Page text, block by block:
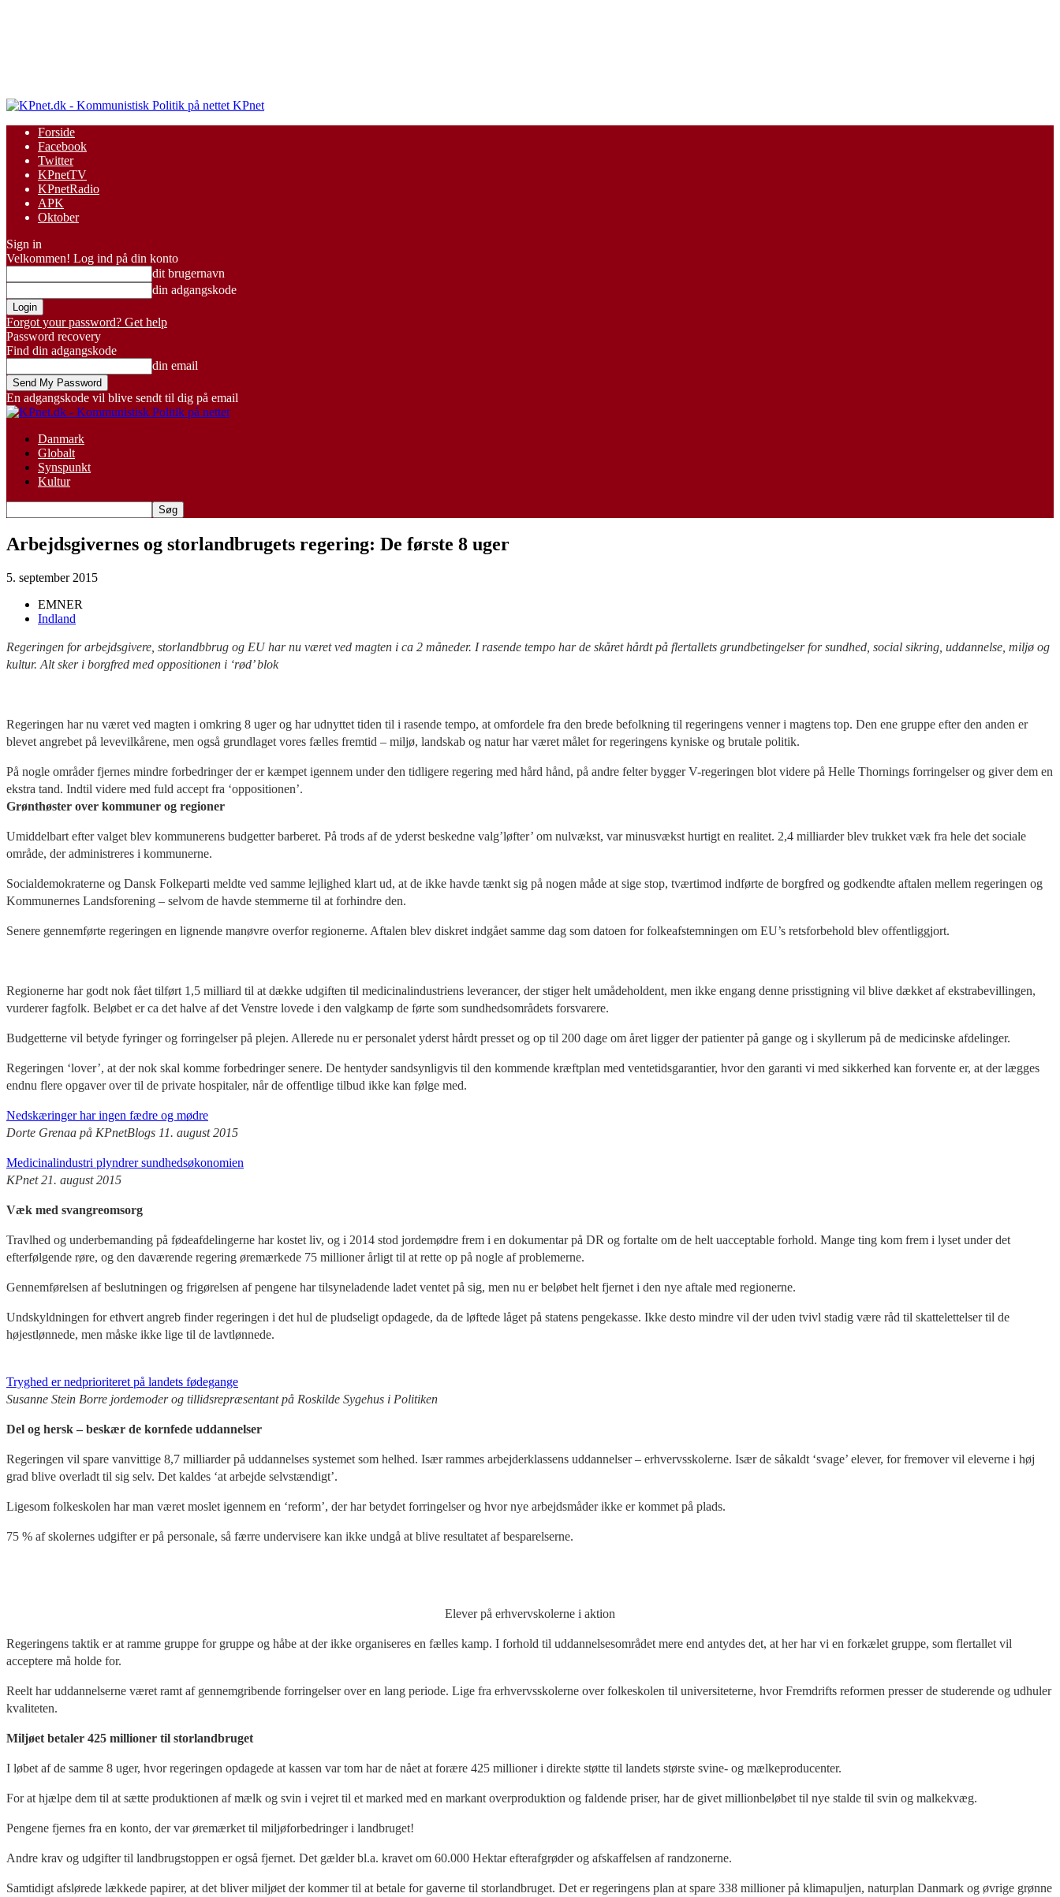
KPnet
Forside
Facebook
Twitter
KPnetTV
KPnetRadio
APK
Oktober
Sign in
Velkommen! Log ind på din konto
dit brugernavn
din adgangskode
Forgot your password? Get help
Password recovery
Find din adgangskode
din email
En adgangskode vil blive sendt til dig på email
Danmark
Globalt
Synspunkt
Kultur
Arbejdsgivernes og storlandbrugets regering: De første 8 uger
5. september 2015
EMNER
Indland
Regeringen for arbejdsgivere, storlandbbrug og EU har nu været ved magten i ca 2 måneder. I rasende tempo har de skåret hårdt på flertallets grundbetingelser for sundhed, social sikring, uddannelse, miljø og
kultur. Alt sker i borgfred med oppositionen i ‘rød’ blok
Regeringen har nu været ved magten i omkring 8 uger og har udnyttet tiden til i rasende tempo, at omfordele fra den brede befolkning til regeringens venner i magtens top. Den ene gruppe efter den anden er
blevet angrebet på levevilkårene, men også grundlaget vores fælles fremtid – miljø, landskab og natur har været målet for regeringens kyniske og brutale politik.
På nogle områder fjernes mindre forbedringer der er kæmpet igennem under den tidligere regering med hård hånd, på andre felter bygger V-regeringen blot videre på Helle Thornings forringelser og giver dem en
ekstra tand. Indtil videre med fuld accept fra ‘oppositionen’.
Grønthøster over kommuner og regioner
Umiddelbart efter valget blev kommunerens budgetter barberet. På trods af de yderst beskedne valg’løfter’ om nulvækst, var minusvækst hurtigt en realitet. 2,4 milliarder blev trukket væk fra hele det sociale
område, der administreres i kommunerne.
Socialdemokraterne og Dansk Folkeparti meldte ved samme lejlighed klart ud, at de ikke havde tænkt sig på nogen måde at sige stop, tværtimod indførte de borgfred og godkendte aftalen mellem regeringen og
Kommunernes Landsforening – selvom de havde stemmerne til at forhindre den.
Senere gennemførte regeringen en lignende manøvre overfor regionerne. Aftalen blev diskret indgået samme dag som datoen for folkeafstemningen om EU’s retsforbehold blev offentliggjort.
Regionerne har godt nok fået tilført 1,5 milliard til at dække udgiften til medicinalindustriens leverancer, der stiger helt umådeholdent, men ikke engang denne prisstigning vil blive dækket af ekstrabevillingen,
vurderer fagfolk. Beløbet er ca det halve af det Venstre lovede i den valgkamp de førte som sundhedsområdets forsvarere.
Budgetterne vil betyde fyringer og forringelser på plejen. Allerede nu er personalet yderst hårdt presset og op til 200 dage om året ligger der patienter på gange og i skyllerum på de medicinske afdelinger.
Regeringen ‘lover’, at der nok skal komme forbedringer senere. De hentyder sandsynligvis til den kommende kræftplan med ventetidsgarantier, hvor den garanti vi med sikkerhed kan forvente er, at der lægges
endnu flere opgaver over til de private hospitaler, når de offentlige tilbud ikke kan følge med.
Nedskæringer har ingen fædre og mødre
Dorte Grenaa på KPnetBlogs 11. august 2015
Medicinalindustri plyndrer sundhedsøkonomien
KPnet 21. august 2015
Væk med svangreomsorg
Travlhed og underbemanding på fødeafdelingerne har kostet liv, og i 2014 stod jordemødre frem i en dokumentar på DR og fortalte om de helt uacceptable forhold. Mange ting kom frem i lyset under det
efterfølgende røre, og den daværende regering øremærkede 75 millioner årligt til at rette op på nogle af problemerne.
Gennemførelsen af beslutningen og frigørelsen af pengene har tilsyneladende ladet ventet på sig, men nu er beløbet helt fjernet i den nye aftale med regionerne.
Undskyldningen for ethvert angreb finder regeringen i det hul de pludseligt opdagede, da de løftede låget på statens pengekasse. Ikke desto mindre vil der uden tvivl stadig være råd til skattelettelser til de
højestlønnede, men måske ikke lige til de lavtlønnede.
Tryghed er nedprioriteret på landets fødegange
Susanne Stein Borre jordemoder og tillidsrepræsentant på Roskilde Sygehus i Politiken
Del og hersk – beskær de kornfede uddannelser
Regeringen vil spare vanvittige 8,7 milliarder på uddannelses systemet som helhed. Især rammes arbejderklassens uddannelser – erhvervsskolerne. Især de såkaldt ‘svage’ elever, for fremover vil eleverne i høj
grad blive overladt til sig selv. Det kaldes ‘at arbejde selvstændigt’.
Ligesom folkeskolen har man været moslet igennem en ‘reform’, der har betydet forringelser og hvor nye arbejdsmåder ikke er kommet på plads.
75 % af skolernes udgifter er på personale, så færre undervisere kan ikke undgå at blive resultatet af besparelserne.
Elever på erhvervskolerne i aktion
Regeringens taktik er at ramme gruppe for gruppe og håbe at der ikke organiseres en fælles kamp. I forhold til uddannelsesområdet mere end antydes det, at her har vi en forkælet gruppe, som flertallet vil
acceptere må holde for.
Reelt har uddannelserne været ramt af gennemgribende forringelser over en lang periode. Lige fra erhvervsskolerne over folkeskolen til universiteterne, hvor Fremdrifts reformen presser de studerende og udhuler
kvaliteten.
Miljøet betaler 425 millioner til storlandbruget
I løbet af de samme 8 uger, hvor regeringen opdagede at kassen var tom har de nået at forære 425 millioner i direkte støtte til landets største svine- og mælkeproducenter.
For at hjælpe dem til at sætte produktionen af mælk og svin i vejret til et marked med en markant overproduktion og faldende priser, har de givet millionbeløbet til nye stalde til svin og malkekvæg.
Pengene fjernes fra en konto, der var øremærket til miljøforbedringer i landbruget!
Andre krav og udgifter til landbrugstoppen er også fjernet. Det gælder bl.a. kravet om 60.000 Hektar efterafgrøder og afskaffelsen af randzonerne.
Samtidigt afslørede lækkede papirer, at det bliver miljøet der kommer til at betale for gaverne til storlandbruget. Det er regeringens plan at spare 338 millioner på klimapuljen, naturplan Danmark og øvrige grønne